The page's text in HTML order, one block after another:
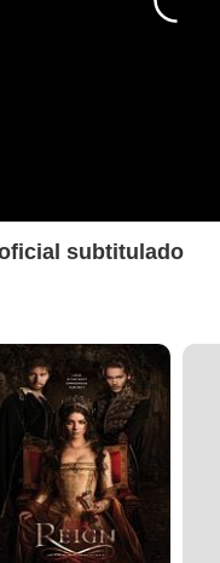
subtitulado